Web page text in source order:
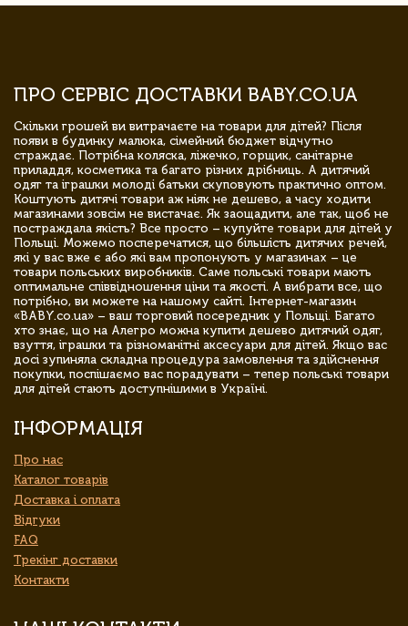
ПРО СЕРВІС ДОСТАВКИ BABY.CO.UA
Скільки грошей ви витрачаєте на товари для дітей? Після
появи в будинку малюка, сімейний бюджет відчутно
страждає. Потрібна коляска, ліжечко, горщик, санітарне
приладдя, косметика та багато різних дрібниць. А дитячий
одяг та іграшки молоді батьки скуповують практично оптом.
Коштують дитячі товари аж ніяк не дешево, а часу ходити
магазинами зовсім не вистачає. Як заощадити, але так, щоб не
постраждала якість? Все просто – купуйте товари для дітей у
Польщі. Можемо посперечатися, що більшість дитячих речей,
які у вас вже є або які вам пропонують у магазинах – це
товари польських виробників. Саме польські товари мають
оптимальне співвідношення ціни та якості. А вибрати все, що
потрібно, ви можете на нашому сайті. Інтернет-магазин
«BABY.co.ua» – ваш торговий посередник у Польщі. Багато
хто знає, що на Алегро можна купити дешево дитячий одяг,
взуття, іграшки та різноманітні аксесуари для дітей. Якщо вас
досі зупиняла складна процедура замовлення та здійснення
покупки, поспішаємо вас порадувати – тепер польські товари
для дітей стають доступнішими в Україні.
ІНФОРМАЦІЯ
Про нас
Каталог товарів
Доставка і оплата
Відгуки
FAQ
Трекінг доставки
Контакти